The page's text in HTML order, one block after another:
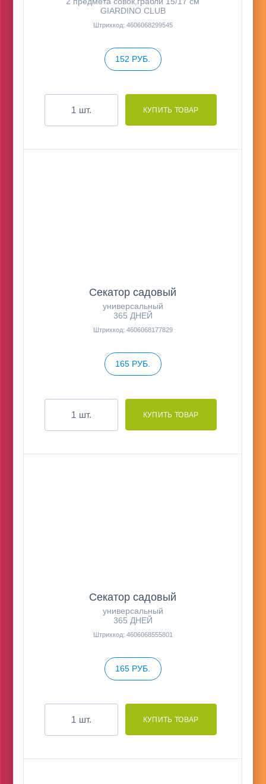
GIARDINO CLUB
Штрихкод: 4606068299545
152 РУБ.
шт.
Секатор садовый
универсальный
365 ДНЕЙ
Штрихкод: 4606068177829
165 РУБ.
шт.
Секатор садовый
универсальный
365 ДНЕЙ
Штрихкод: 4606068555801
165 РУБ.
шт.